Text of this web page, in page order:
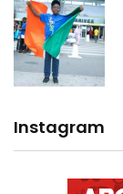
Instagram